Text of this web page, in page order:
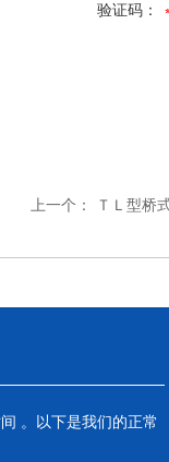
验证码：
上一个： ＴＬ型桥
。以下是我们的正常